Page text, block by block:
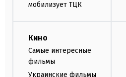
мобилизует ТЦК
Кино
Самые интересные
фильмы
Украинские фильмы